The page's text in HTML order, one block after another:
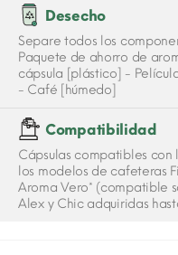
Desecho
Separe todos los
Paquete de ahorro de
cápsula [plástico] -
- Café [húmedo]
Compatibilidad
Cápsulas compatibles
los modelos de cafeteras
Aroma Vero* (compatible
Alex y Chic adquiridas